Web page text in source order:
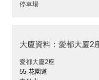
停車場
大廈資料：愛都大廈2
愛都大廈2座
55 花園道